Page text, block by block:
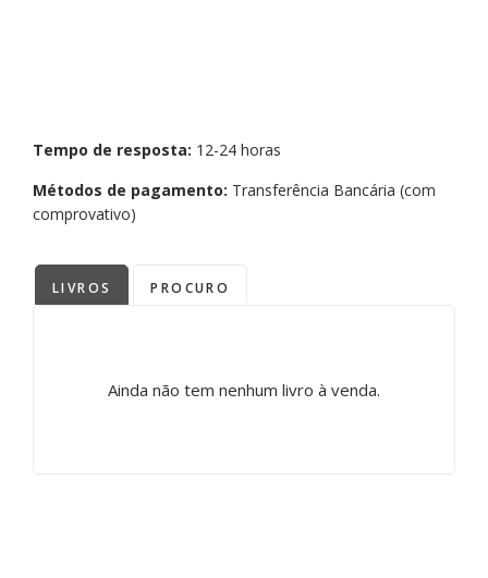
Tempo de resposta: 12-24 horas
Métodos de pagamento: Transferência Bancária (com
comprovativo)
LIVROS PROCURO
Ainda não tem nenhum livro à venda.